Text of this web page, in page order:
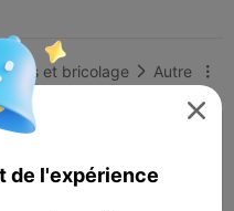
et bricolage  Autre 
points

de l'expérience